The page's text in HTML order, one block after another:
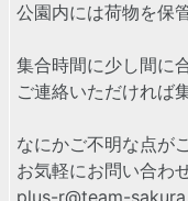
公園内には荷物を保
集合時間に少し間に
ご連絡いただければ
なにかご不明な点が
お気軽にお問い合わ
plus-r@team-